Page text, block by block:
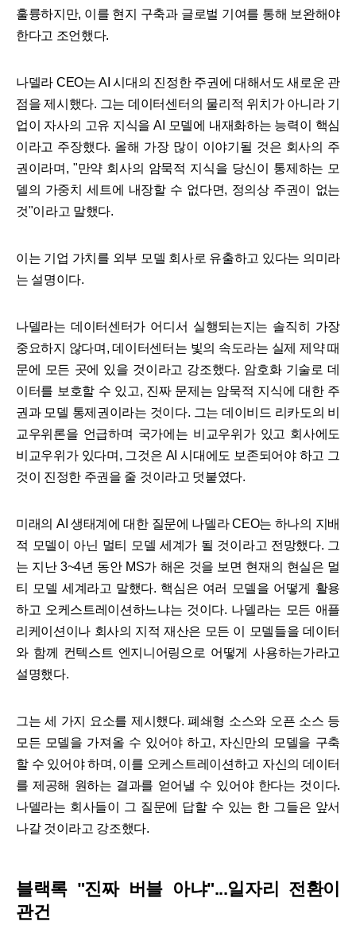
훌륭하지만, 이를 현지 구축과 글로벌 기여를 통해 보완해야
한다고 조언했다.
나델라 CEO는 AI 시대의 진정한 주권에 대해서도 새로운 관
점을 제시했다. 그는 데이터센터의 물리적 위치가 아니라 기
업이 자사의 고유 지식을 AI 모델에 내재화하는 능력이 핵심
이라고 주장했다. 올해 가장 많이 이야기될 것은 회사의 주
권이라며, "만약 회사의 암묵적 지식을 당신이 통제하는 모
델의 가중치 세트에 내장할 수 없다면, 정의상 주권이 없는
것"이라고 말했다.
이는 기업 가치를 외부 모델 회사로 유출하고 있다는 의미라
는 설명이다.
나델라는 데이터센터가 어디서 실행되는지는 솔직히 가장
중요하지 않다며, 데이터센터는 빛의 속도라는 실제 제약 때
문에 모든 곳에 있을 것이라고 강조했다. 암호화 기술로 데
이터를 보호할 수 있고, 진짜 문제는 암묵적 지식에 대한 주
권과 모델 통제권이라는 것이다. 그는 데이비드 리카도의 비
교우위론을 언급하며 국가에는 비교우위가 있고 회사에도
비교우위가 있다며, 그것은 AI 시대에도 보존되어야 하고 그
것이 진정한 주권을 줄 것이라고 덧붙였다.
미래의 AI 생태계에 대한 질문에 나델라 CEO는 하나의 지배
적 모델이 아닌 멀티 모델 세계가 될 것이라고 전망했다. 그
는 지난 3~4년 동안 MS가 해온 것을 보면 현재의 현실은 멀
티 모델 세계라고 말했다. 핵심은 여러 모델을 어떻게 활용
하고 오케스트레이션하느냐는 것이다. 나델라는 모든 애플
리케이션이나 회사의 지적 재산은 모든 이 모델들을 데이터
와 함께 컨텍스트 엔지니어링으로 어떻게 사용하는가라고
설명했다.
그는 세 가지 요소를 제시했다. 폐쇄형 소스와 오픈 소스 등
모든 모델을 가져올 수 있어야 하고, 자신만의 모델을 구축
할 수 있어야 하며, 이를 오케스트레이션하고 자신의 데이터
를 제공해 원하는 결과를 얻어낼 수 있어야 한다는 것이다.
나델라는 회사들이 그 질문에 답할 수 있는 한 그들은 앞서
나갈 것이라고 강조했다.
블랙록 "진짜 버블 아냐"...일자리 전환이
관건